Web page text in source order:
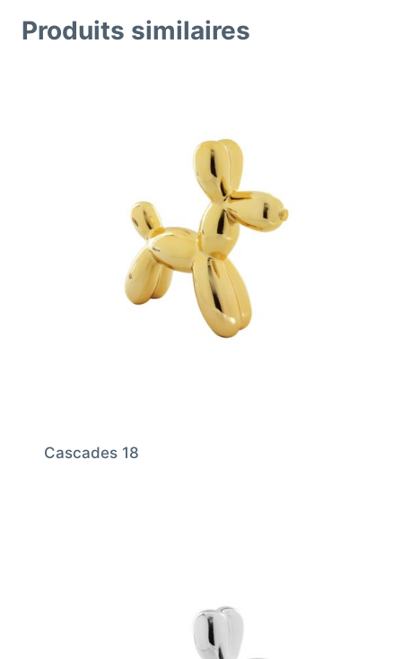
Produits similaires
Cascades 18